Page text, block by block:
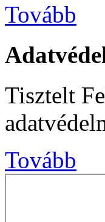
Tovább
Tisztelt
Tovább